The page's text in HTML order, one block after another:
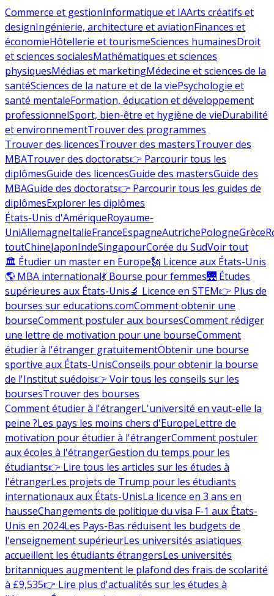
Commerce et gestionInformatique et IAArts créatifs et
designIngénierie, architecture et aviationFinances et
économieHôtellerie et tourismeSciences humainesDroit
et sciences socialesMathématiques et sciences
physiquesMédias et marketingMédecine et sciences de la
santéSciences de la nature et de la viePsychologie et
santé mentaleFormation, éducation et développement
professionnelSport, bien-être et hygiène de vieDurabilité
et environnementTrouver des programmes
Trouver des licencesTrouver des mastersTrouver des
MBATrouver des doctorats👉 Parcourir tous les
diplômesGuide des licencesGuide des mastersGuide des
MBAGuide des doctorats👉 Parcourir tous les guides de
diplômesExplorer les diplômes
États-Unis d'AmériqueRoyaume-
UniAllemagneItalieFranceEspagneAutrichePologneGrèce
toutChineJaponIndeSingapourCorée du SudVoir tout
🏛 Étudier un master en Europe🗽 Licence aux États-Unis
🌎 MBA international💃 Bourse pour femmes🌉 Études
supérieures aux États-Unis🔬 Licence en STEM👉 Plus de
bourses sur educations.comComment obtenir une
bourseComment postuler aux boursesComment rédiger
une lettre de motivation pour une bourseComment
étudier à l'étranger gratuitementObtenir une bourse
sportive aux États-UnisConseils pour obtenir la bourse
de l'Institut suédois👉 Voir tous les conseils sur les
boursesTrouver des bourses
Comment étudier à l'étrangerL'université en vaut-elle la
peine ?Les pays les moins chers d'EuropeLettre de
motivation pour étudier à l'étrangerComment postuler
aux écoles à l'étrangerGestion du temps pour les
étudiants👉 Lire tous les articles sur les études à
l'étrangerLes projets de Trump pour les étudiants
internationaux aux États-UnisLa licence en 3 ans en
hausseChangements de politique du visa F-1 aux États-
Unis en 2024Les Pays-Bas réduisent les budgets de
l'enseignement supérieurLes universités asiatiques
accueillent les étudiants étrangersLes universités
britanniques augmentent le plafond des frais de scolarité
à £9,535👉 Lire plus d'actualités sur les études à